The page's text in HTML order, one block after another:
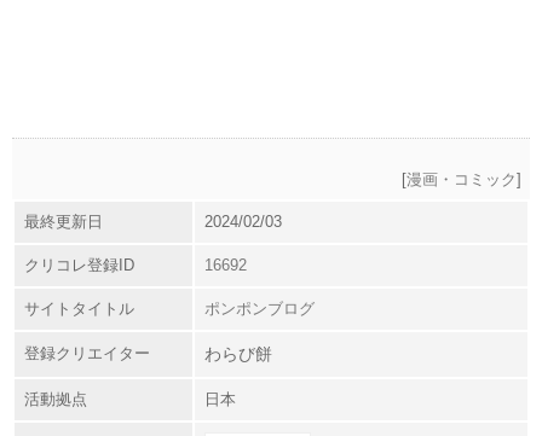
[漫画・コミック]
最終更新日 2024/02/03
クリコレ登録ID 16692
サイトタイトル ポンポンブログ
登録クリエイター わらび餅
活動拠点 日本